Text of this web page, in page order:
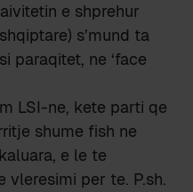
e shprehur
s’mund ta
paraqitet, ne ‘face
LSI-ne, kete parti qe
shume fish ne
e le te
per te. P.sh.